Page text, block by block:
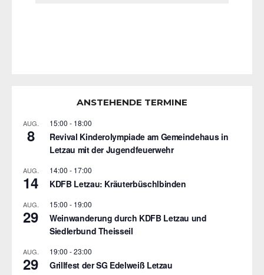
ANSTEHENDE TERMINE
AUG.
8
15:00 - 18:00
Revival Kinderolympiade am Gemeindehaus in
Letzau mit der Jugendfeuerwehr
AUG.
14
14:00 - 17:00
KDFB Letzau: Kräuterbüschlbinden
AUG.
29
15:00 - 19:00
Weinwanderung durch KDFB Letzau und
Siedlerbund Theisseil
AUG.
29
19:00 -23:00
Grillfest der SG Edelweiß Letzau